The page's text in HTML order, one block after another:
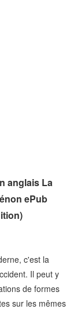
anglais La
ePub
c'est la
Il peut y
de formes
sur les mêmes